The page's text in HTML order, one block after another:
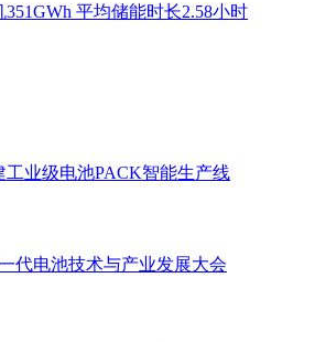
平均储能时长2.58小时
业级电池PACK智能生产线
代电池技术与产业发展大会